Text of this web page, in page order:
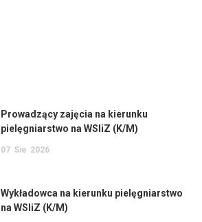
Prowadzący zajęcia na kierunku
pielęgniarstwo na WSIiZ (K/M)
07 Sie 2026
Wykładowca na kierunku pielęgniarstwo
na WSIiZ (K/M)